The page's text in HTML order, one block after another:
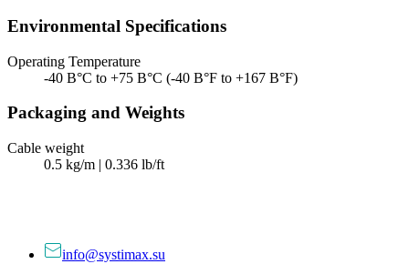
Environmental Specifications
Operating Temperature
-40 В°C to +75 В°C (-40 В°F to +167 В°F)
Packaging and Weights
Cable weight
0.5 kg/m | 0.336 lb/ft
info@systimax.su